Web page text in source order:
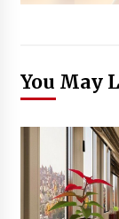
You May